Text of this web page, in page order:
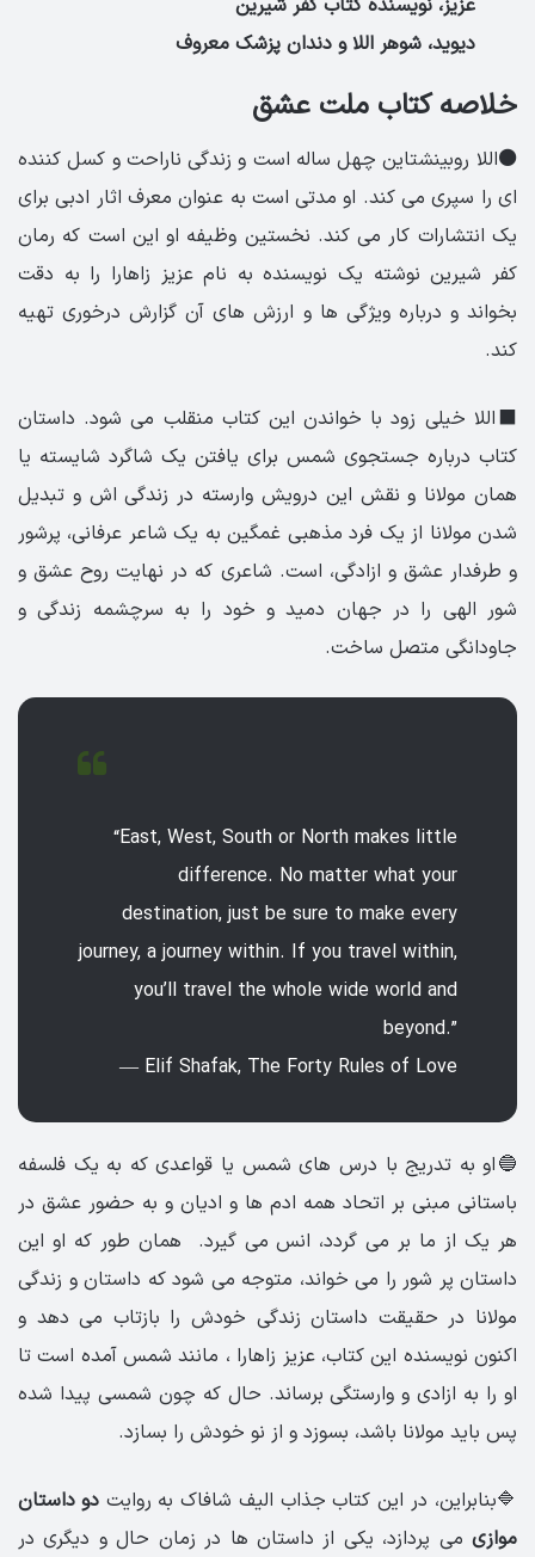
عزیز، نویسنده کتاب کفر شیرین
دیوید، شوهر اللا و دندان پزشک معروف
خلاصه کتاب ملت عشق
⚫️اللا روبینشتاین چهل ساله است و زندگی ناراحت و کسل کننده
ای را سپری می کند. او مدتی است به عنوان معرف اثار ادبی برای
یک انتشارات کار می کند. نخستین وظیفه او این است که رمان
کفر شیرین نوشته یک نویسنده به نام عزیز زاهارا را به دقت
بخواند و درباره ویژگی ها و ارزش های آن گزارش درخوری تهیه
کند.
⬛️اللا خیلی زود با خواندن این کتاب منقلب می شود. داستان
کتاب درباره جستجوی شمس برای یافتن یک شاگرد شایسته یا
همان مولانا و نقش این درویش وارسته در زندگی اش و تبدیل
شدن مولانا از یک فرد مذهبی غمگین به یک شاعر عرفانی، پرشور
و طرفدار عشق و ازادگی، است. شاعری که در نهایت روح عشق و
شور الهی را در جهان دمید و خود را به سرچشمه زندگی و
جاودانگی متصل ساخت.
“East, West, South or North makes little
difference. No matter what your
destination, just be sure to make every
journey, a journey within. If you travel within,
you’ll travel the whole wide world and
beyond.”
― Elif Shafak, The Forty Rules of Love
🔵او به تدریج با درس های شمس یا قواعدی که به یک فلسفه
باستانی مبنی بر اتحاد همه ادم ها و ادیان و به حضور عشق در
هر یک از ما بر می گردد، انس می گیرد. همان طور که او این
داستان پر شور را می خواند، متوجه می شود که داستان و زندگی
مولانا در حقیقت داستان زندگی خودش را بازتاب می دهد و
اکنون نویسنده این کتاب، عزیز زاهارا ، مانند شمس آمده است تا
او را به ازادی و وارستگی برساند. حال که چون شمسی پیدا شده
پس باید مولانا باشد، بسوزد و از نو خودش را بسازد.
🔷بنابراین، در این کتاب جذاب الیف شافاک به روایت دو داستان
موازی می پردازد، یکی از داستان ها در زمان حال و دیگری در